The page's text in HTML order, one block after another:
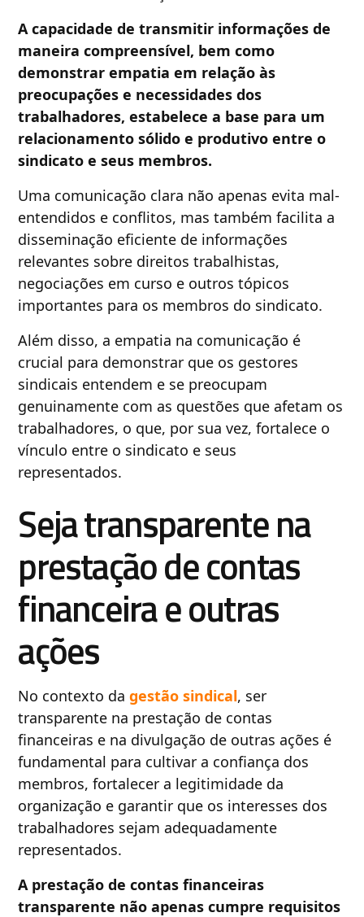
A capacidade de transmitir informações de
maneira compreensível, bem como
demonstrar empatia em relação às
preocupações e necessidades dos
trabalhadores, estabelece a base para um
relacionamento sólido e produtivo entre o
sindicato e seus membros.
Uma comunicação clara não apenas evita mal-
entendidos e conflitos, mas também facilita a
disseminação eficiente de informações
relevantes sobre direitos trabalhistas,
negociações em curso e outros tópicos
importantes para os membros do sindicato.
Além disso, a empatia na comunicação é
crucial para demonstrar que os gestores
sindicais entendem e se preocupam
genuinamente com as questões que afetam os
trabalhadores, o que, por sua vez, fortalece o
vínculo entre o sindicato e seus
representados.
Seja transparente na
prestação de contas
financeira e outras
ações
No contexto dagestão sindical, ser
transparente na prestação de contas
financeiras e na divulgação de outras ações é
fundamental para cultivar a confiança dos
membros, fortalecer a legitimidade da
organização e garantir que os interesses dos
trabalhadores sejam adequadamente
representados.
A prestação de contas financeiras
transparente não apenas cumpre requisitos